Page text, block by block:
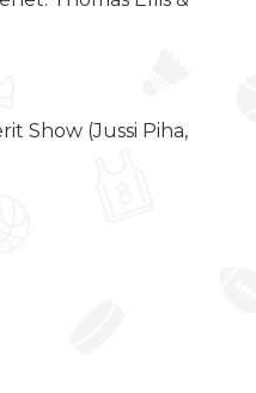
Show (Jussi Piha,